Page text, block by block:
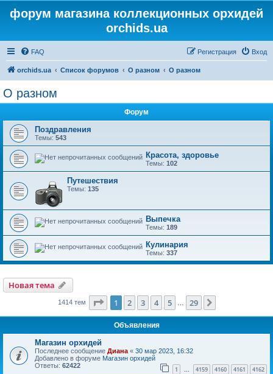
форум магазина коллекционных орхидей
orchids.ua
FAQ Вход
Регистрация
orchids.ua Список форумов О разном О разном
О разном
Форум
Поздравления
Темы: 543
Красота, здоровье
Темы: 102
Путешествия
Темы: 135
Выпечка
Темы: 189
Кулинария
Темы: 337
Новая тема
1414 тем Страница из 29
1 2 3 4 5 29
Объявления
Магазин орхидей
Последнее сообщение Диана « 30 мар 2023, 16:32
Добавлено в форуме Магазин орхидей
Ответы: 62422 1 … 4159 4160 4161 4162